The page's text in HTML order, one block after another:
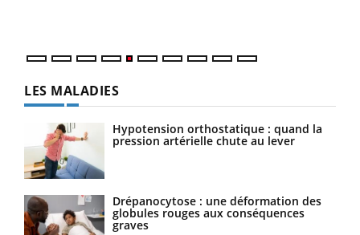
LES MALADIES
Hypotension orthostatique : quand la
pression artérielle chute au lever
Drépanocytose : une déformation des
globules rouges aux conséquences
graves